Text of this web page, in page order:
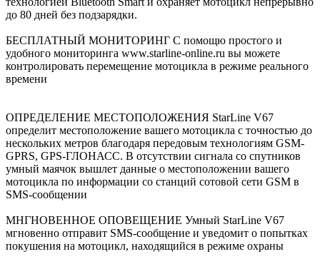
до 80 дней без подзарядки.
БЕСПЛАТНЫЙ МОНИТОРИНГ С помощю простого и
удобного мониторинга www.starline-online.ru вы можете
контролировать перемещение мотоцикла в режиме реального
времени
ОПРЕДЕЛЕНИЕ МЕСТОПОЛОЖЕНИЯ StarLine V67
определит местоположение вашего мотоцикла с точностью до
нескольких метров благодаря передовым технологиям GSM-
GPRS, GPS-ГЛОНАСС. В отсутствии сигнала со спутников
умный маячок вышлет данные о местоположении вашего
мотоцикла по информации со станций сотовой сети GSM в
SMS-сообщении
МНГНОВЕННОЕ ОПОВЕЩЕНИЕ Умный StarLine V67
мгновенно отправит SMS-сообщение и уведомит о попытках
покушения на мотоцикл, находящийся в режиме охраны